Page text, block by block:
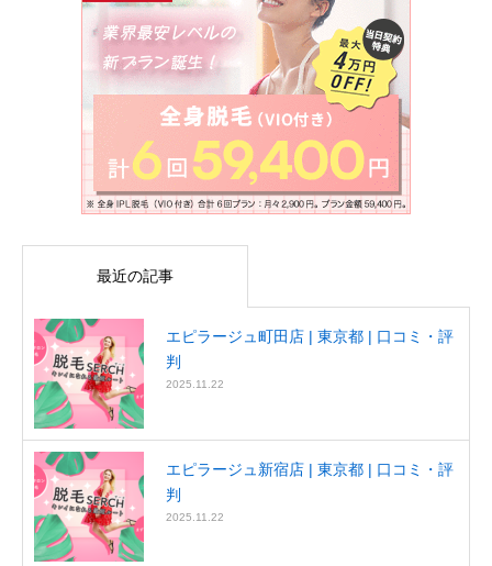
最近の記事
エピラージュ町田店 | 東京都 | 口コミ・評
判
2025.11.22
エピラージュ新宿店 | 東京都 | 口コミ・評
判
2025.11.22